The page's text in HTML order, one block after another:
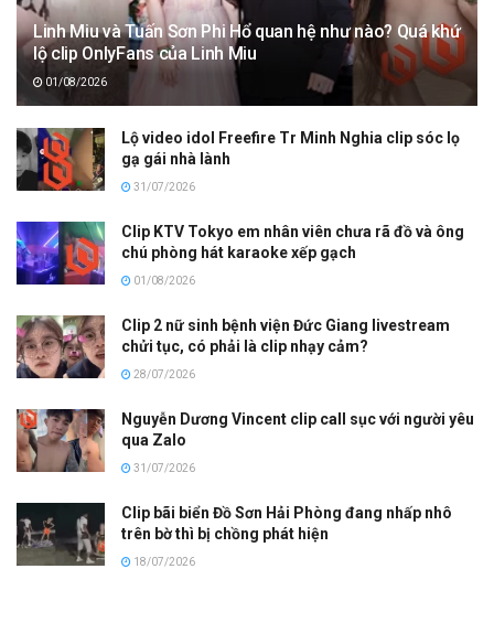
Linh Miu và Tuấn Sơn Phi Hổ quan hệ như nào? Quá khứ
lộ clip OnlyFans của Linh Miu
01/08/2026
Lộ video idol Freefire Tr Minh Nghia clip sóc lọ
gạ gái nhà lành
31/07/2026
Clip KTV Tokyo em nhân viên chưa rã đồ và ông
chú phòng hát karaoke xếp gạch
01/08/2026
Clip 2 nữ sinh bệnh viện Đức Giang livestream
chửi tục, có phải là clip nhạy cảm?
28/07/2026
Nguyễn Dương Vincent clip call sục với người yêu
qua Zalo
31/07/2026
Clip bãi biển Đồ Sơn Hải Phòng đang nhấp nhô
trên bờ thì bị chồng phát hiện
18/07/2026